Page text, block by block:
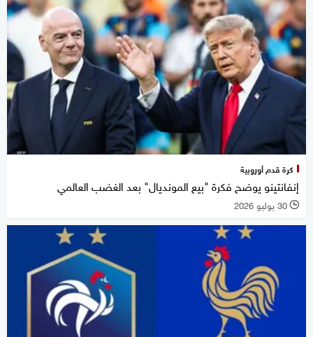
كرة قدم أوروبية
إنفانتينو يوضح فكرة "بيع المونديال" بعد الغضب العالمي
l 30 يوليو 2026